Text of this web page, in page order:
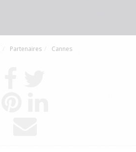
Partenaires Cannes